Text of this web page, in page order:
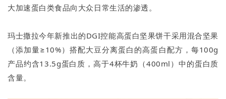
大加速蛋白类食品向大众日常生活的渗透。
玛士撒拉今年新推出的DGI控能高蛋白坚果饼干采用混合坚果
（添加量≥10%）搭配大豆分离蛋白的高蛋白配方，每100g
产品约含13.5g蛋白质，高于4杯牛奶（400ml）中的蛋白质
含量。